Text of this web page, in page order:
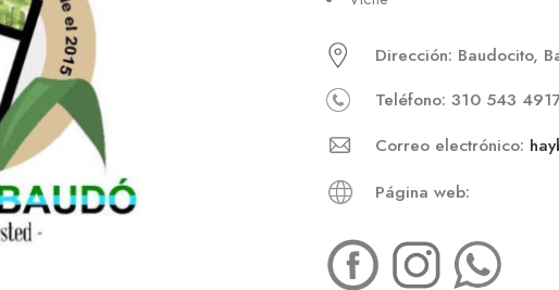
Dirección: Baudocito,
Teléfono: 310 543
Correo electrónico:
Página web: